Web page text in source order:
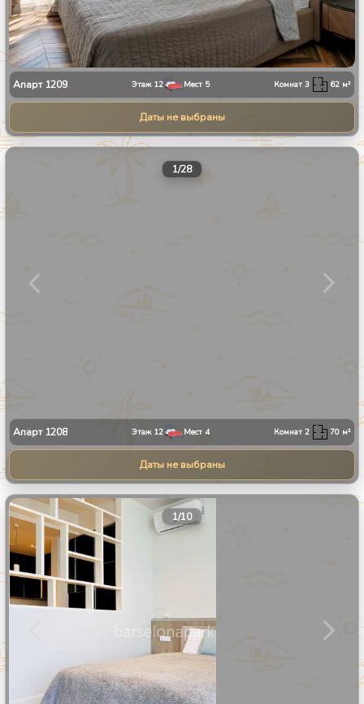
Апарт 1209 Этаж 12 Мест 5 Комнат3 62 м²
Даты не выбраны
1/28
Апарт 1208 Этаж 12 Мест 4 Комнат2 70 м²
Даты не выбраны
1/10